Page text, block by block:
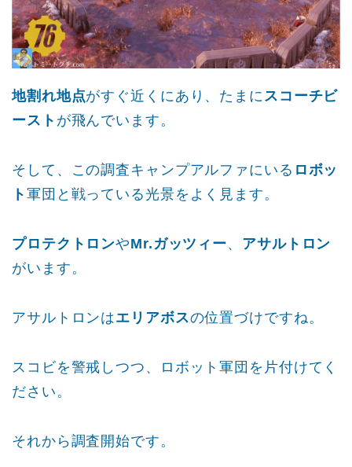
地割れ地点がすぐ近くにあり、たまにスコーチビ
ースト が飛んでいます。
そして、この調査キャンプアルファにいる ロボッ
ト 軍団と戦っている光景をよく見ます。
プロテクトロンやMr.ガッツィー、 アサルトロン
がいます。
アサルトロンはエリアボスの位置づけですね。
スコビを警戒しつつ、ロボット軍団を片付けてく
ださい。
それから調査開始です。